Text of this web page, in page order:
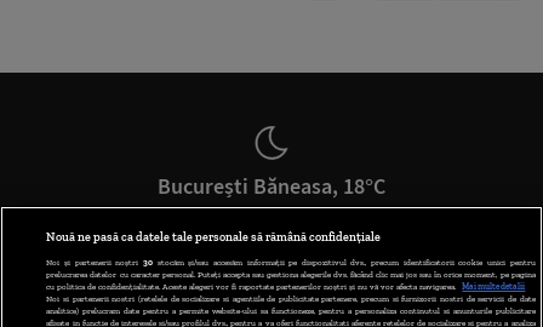
București Băneasa, 18°C
Nouă ne pasă ca datele tale personale să rămână confidențiale
Noi și partenerii noștri 30stocăm și/sau accesăm informații pe dispozitivul dvs., precum identificatorii cookie unici pentru
prelucrarea datelor cu caracter personal. Puteți accepta sau gestiona alegerile dvs. făcând clic mai jos sau în orice moment, pe pagina
cu politica de confidențialitate. Aceste alegeri vor fi raportate partenerilor noștri și nu vă vor afecta navigarea.
Mai multe detalii
Noi si partenerii nostri (retelele de socializare si agentiile de publicitate partenere, precum si furnizorii nostri de servicii de date
analitice) prelucram date pentru a permite website-ului sa functioneze, pentru a personaliza continutul si anunturile publicitare
afisate in functie de interesele si/sau profilul dvs., pentru a va oferi functionalitati aferente retelelor de socializare si pentru a analiza